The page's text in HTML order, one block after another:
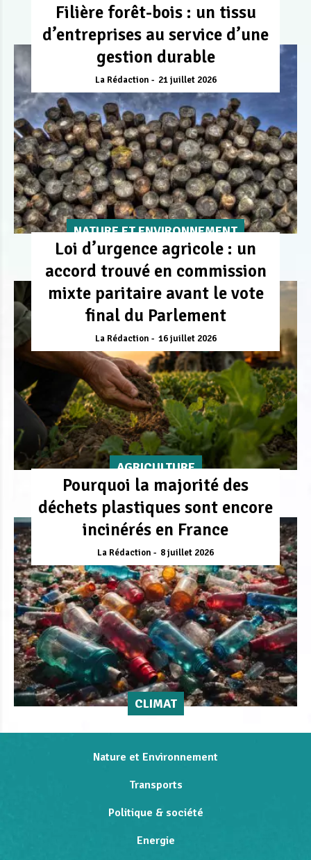
Filière forêt-bois : un tissu
d’entreprises au service d’une
gestion durable
La Rédaction 21 juillet 2026
NATURE ET ENVIRONNEMENT
Loi d’urgence agricole : un
accord trouvé en commission
mixte paritaire avant le vote
final du Parlement
La Rédaction 16 juillet 2026
AGRICULTURE
Pourquoi la majorité des
déchets plastiques sont encore
incinérés en France
La Rédaction 8 juillet 2026
CLIMAT
Nature et Environnement
Transports
Politique & société
Energie